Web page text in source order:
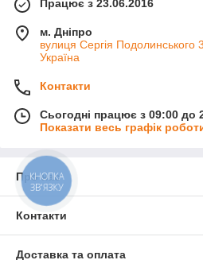
Працює з 23.06.2016
м. Дніпро
вулиця Сергія Подолинського
Україна
Контакти
Сьогодні працює з 09:00 до
Показати весь графік
Про нас
Контакти
Доставка та оплата
КНОПКА
ЗВ'ЯЗКУ